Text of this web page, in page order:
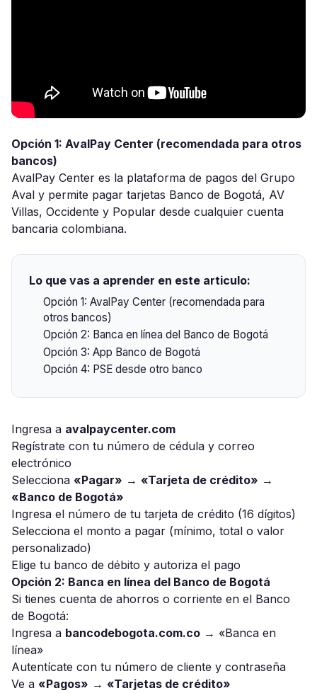
Opción 1: AvalPay Center (recomendada para otros
bancos)
AvalPay Center es la plataforma de pagos del Grupo
Aval y permite pagar tarjetas Banco de Bogotá, AV
Villas, Occidente y Popular desde cualquier cuenta
bancaria colombiana.
Lo que vas a aprender en este articulo:
Opción 1: AvalPay Center (recomendada para
otros bancos)
Opción 2: Banca en línea del Banco de Bogotá
Opción 3: App Banco de Bogotá
Opción 4: PSE desde otro banco
Ingresa a avalpaycenter.com
Regístrate con tu número de cédula y correo
electrónico
Selecciona «Pagar» → «Tarjeta de crédito» →
«Banco de Bogotá»
Ingresa el número de tu tarjeta de crédito (16 dígitos)
Selecciona el monto a pagar (mínimo, total o valor
personalizado)
Elige tu banco de débito y autoriza el pago
Opción 2: Banca en línea del Banco de Bogotá
Si tienes cuenta de ahorros o corriente en el Banco
de Bogotá:
Ingresa a bancodebogota.com.co → «Banca en
línea»
Autentícate con tu número de cliente y contraseña
Ve a «Pagos» → «Tarjetas de crédito»